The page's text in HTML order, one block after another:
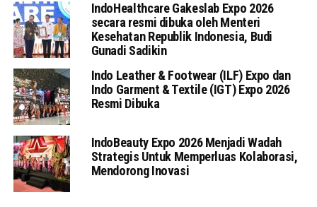
IndoHealthcare Gakeslab Expo 2026
secara resmi dibuka oleh Menteri
Kesehatan Republik Indonesia, Budi
Gunadi Sadikin
Indo Leather & Footwear (ILF) Expo dan
Indo Garment & Textile (IGT) Expo 2026
Resmi Dibuka
IndoBeauty Expo 2026 Menjadi Wadah
Strategis Untuk Memperluas Kolaborasi,
Mendorong Inovasi